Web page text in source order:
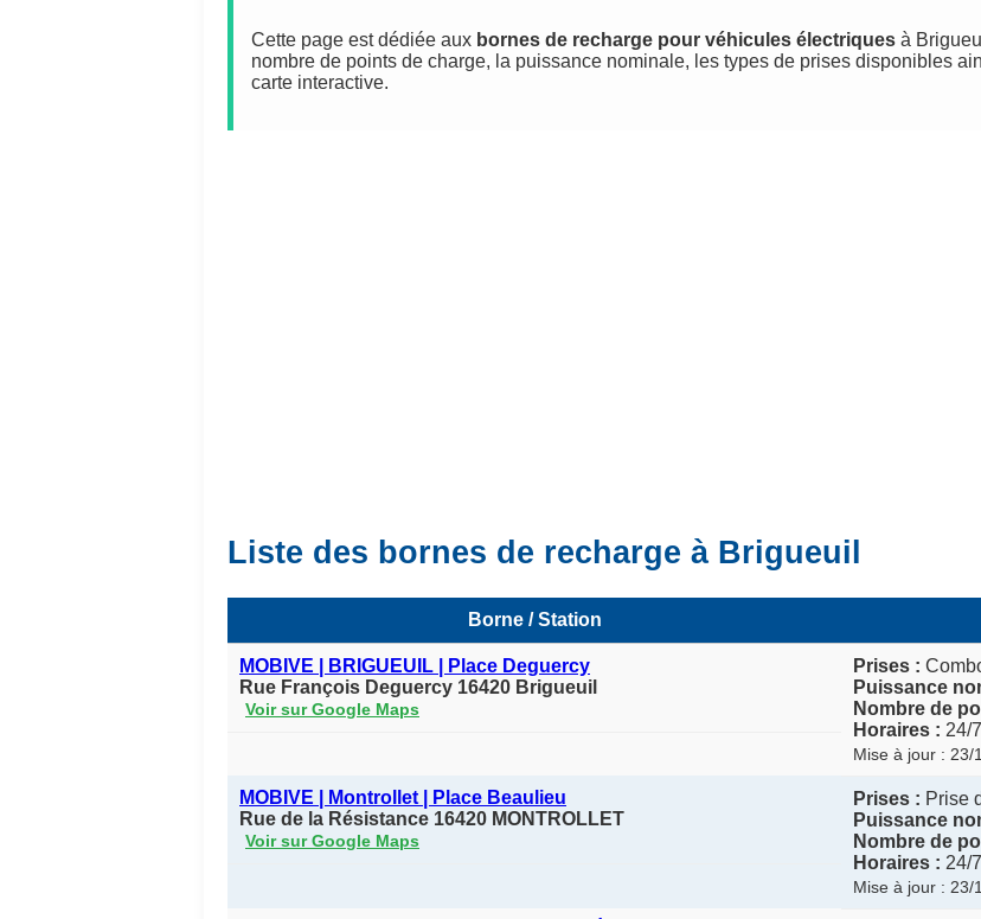
Cette page est dédiée aux bornes de recharge pour véhicules électriques à
nombre de points de charge, la puissance nominale, les types de prises disponibles
carte interactive.
Liste des bornes de recharge à Brigueuil
Borne / Station
MOBIVE | BRIGUEUIL | Place Deguercy
Rue François Deguercy 16420 Brigueuil
Voir sur Google Maps
Prises :
Puissance
Nombre de
Horaires : 24/7
Mise à jour : 23/
MOBIVE | Montrollet | Place Beaulieu
Rue de la Résistance 16420 MONTROLLET
Voir sur Google Maps
Prises : Prise
Puissance
Nombre de
Horaires : 24/7
Mise à jour : 23/